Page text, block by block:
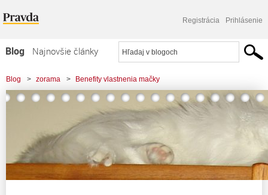
Registrácia Prihlásenie
Blog
Najnovšie články
Najčítanejšie články
Najkomentovanejšie články
Komerčné blogy
Blog > zorama > Benefity vlastnenia mačky